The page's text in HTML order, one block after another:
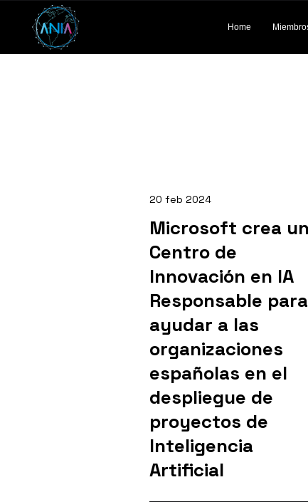
Home
20 feb 2024
Microsoft crea un
Centro de
Innovación en IA
Responsable para
ayudar a las
organizaciones
españolas en el
despliegue de
proyectos de
Inteligencia
Artificial